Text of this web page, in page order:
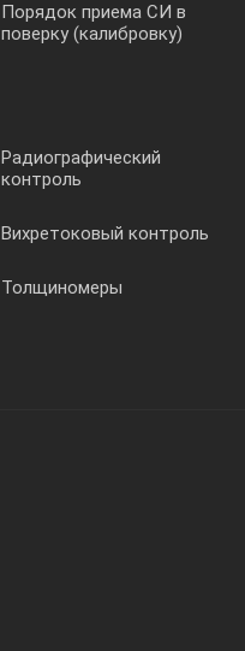
Порядок приема СИ в
поверку (калибровку)
Радиографический
контроль
Вихретоковый контроль
Толщиномеры